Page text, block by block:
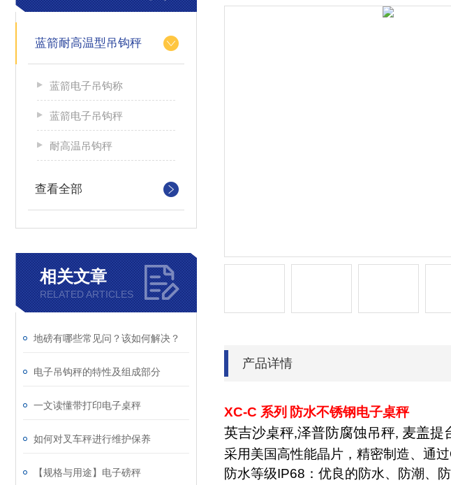
蓝箭耐高温型吊钩秤
蓝箭电子吊钩称
蓝箭电子吊钩秤
耐高温吊钩秤
查看全部
相关文章
RELATED ARTICLES
地磅有哪些常见问？该如何解决？
电子吊钩秤的特性及组成部分
一文读懂带打印电子桌秤
如何对叉车秤进行维护保养
【规格与用途】电子磅秤
产品详情
XC-C 系列 防水不锈钢电子桌秤
英吉沙桌秤,泽普防腐蚀吊秤, 麦盖提
采用美国高性能晶片，精密制造、通过
防水等级IP68 ：优良的防水、防潮、